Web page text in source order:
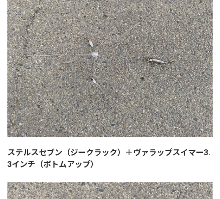
ステルスセブン（ジークラック）＋ヴァラップスイマー3.
3インチ（ボトムアップ）